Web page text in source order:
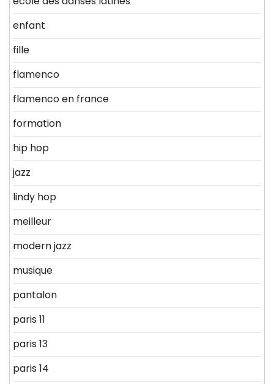
enfant
fille
flamenco
flamenco en france
formation
hip hop
jazz
lindy hop
meilleur
modern jazz
musique
pantalon
paris 11
paris 13
paris 14